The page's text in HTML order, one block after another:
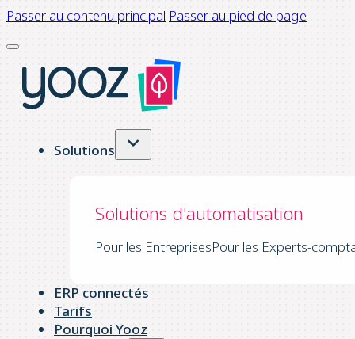
Passer au contenu principal Passer au pied de page
Solutions
Solutions d'automatisation
Pour les EntreprisesPour les Experts-
ERP connectés
Tarifs
Pourquoi Yooz